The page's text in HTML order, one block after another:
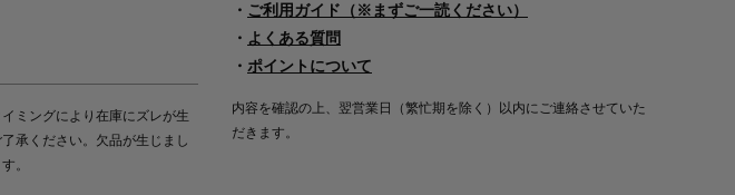
ミングにより在庫にズレが生
承ください。欠品が生じまし
。
・ ご利用ガイド（※まずご一読ください）
・ よくある質問
・ ポイントについて
内容を確認の上、翌営業日（繁忙期を除く）以内にご連絡させていた
だきます。